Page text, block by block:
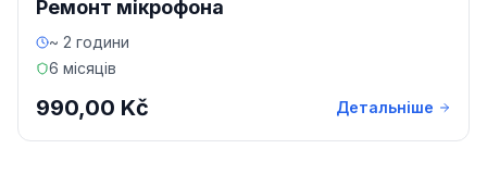
Ремонт мікрофона
~ 2 години
6 місяців
990,00 Kč Детальніше